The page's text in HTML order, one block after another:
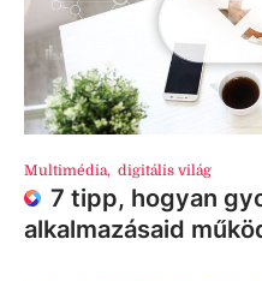
Multimédia, digitális világ
7 tipp, hogyan
alkalmazásaid